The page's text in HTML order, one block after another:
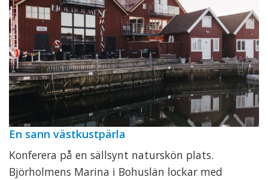
En sann västkustpärla
Konferera på en sällsynt naturskön plats.
Björholmens Marina i Bohuslän lockar med